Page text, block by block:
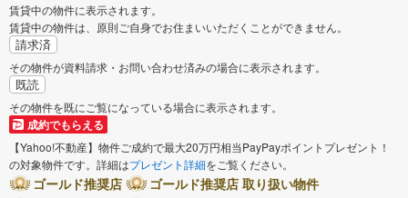
賃貸中の物件に表示されます。
賃貸中の物件は、原則ご自身でお住まいいただくことができません。
請求済
その物件が資料請求・お問い合わせ済みの場合に表示されます。
既読
その物件を既にご覧になっている場合に表示されます。
成約でもらえる
【Yahoo!不動産】物件ご成約で最大20万円相当PayPayポイントプレゼント！
の対象物件です。詳細はプレゼント詳細をご覧ください。
ゴールド推奨店
ゴールド推奨店 取り扱い物件